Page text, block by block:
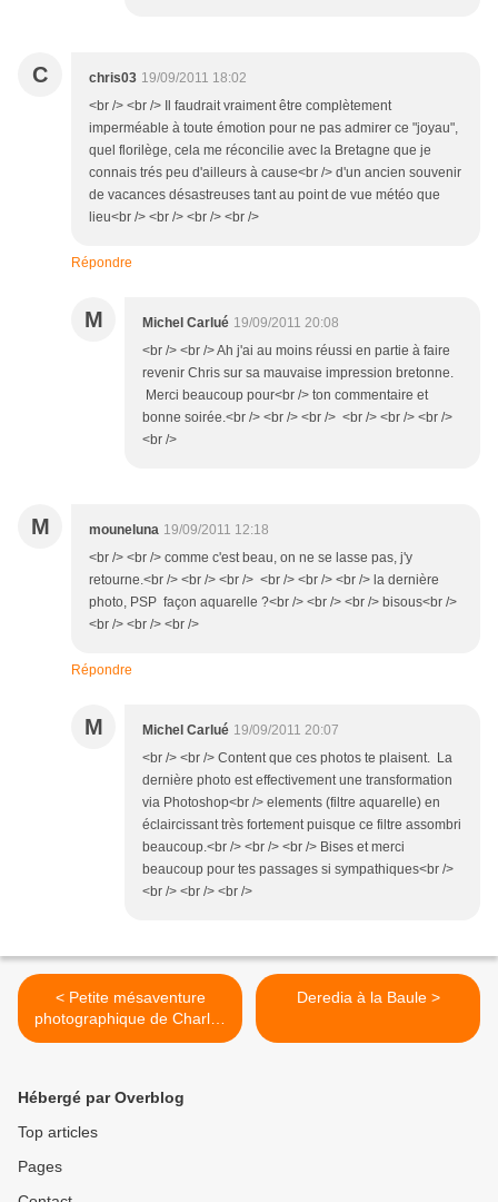
C chris03 19/09/2011 18:02
<br /> <br /> Il faudrait vraiment être complètement
imperméable à toute émotion pour ne pas admirer ce "joyau",
quel florilège, cela me réconcilie avec la Bretagne que je
connais trés peu d'ailleurs à cause<br /> d'un ancien souvenir
de vacances désastreuses tant au point de vue météo que
lieu<br /> <br /> <br /> <br />
Répondre
M Michel Carlué 19/09/2011 20:08
<br /> <br /> Ah j'ai au moins réussi en partie à faire
revenir Chris sur sa mauvaise impression bretonne.
Merci beaucoup pour<br /> ton commentaire et
bonne soirée.<br /> <br /> <br /> <br /> <br /> <br />
<br />
M mouneluna 19/09/2011 12:18
<br /> <br /> comme c'est beau, on ne se lasse pas, j'y
retourne.<br /> <br /> <br /> <br /> <br /> <br /> la dernière
photo, PSP façon aquarelle ?<br /> <br /> <br /> bisous<br />
<br /> <br /> <br />
Répondre
M Michel Carlué 19/09/2011 20:07
<br /> <br /> Content que ces photos te plaisent. La
dernière photo est effectivement une transformation
via Photoshop<br /> elements (filtre aquarelle) en
éclaircissant très fortement puisque ce filtre assombri
beaucoup.<br /> <br /> <br /> Bises et merci
beaucoup pour tes passages si sympathiques<br />
<br /> <br /> <br />
< Petite mésaventure
photographique de Charles
Martel
Deredia à la Baule >
Hébergé par Overblog
Top articles
Pages